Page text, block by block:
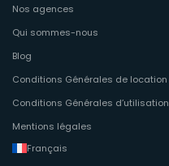
Nos agences
Qui sommes-nous
Blog
Conditions Générales de location
Conditions Générales d’utilisation
Mentions légales
Français